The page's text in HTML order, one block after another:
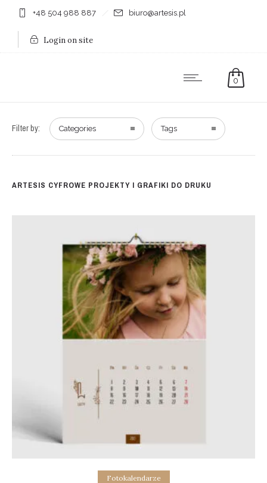
+48 504 988 887 biuro@artesis.pl
Login on site
0
Filter by: Categories Tags
ARTESIS CYFROWE PROJEKTY I GRAFIKI DO DRUKU
Add to cart
Fotokalendarze